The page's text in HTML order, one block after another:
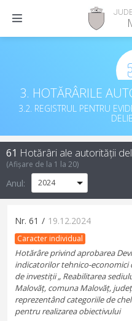
3. HOTĂRÂRILE
3.2. REGISTRUL PENTRU
61 Hotărâri ale autorității
(Afișare de la 1 la 20)
Anul:
Nr. 61 / 19.12.2024
Caracter individual
Hotărâre privind aprobarea
indicatorilor tehnico-economici
de investiții „ Reabilitarea
Malovăț, comuna Malovăț,
reprezentând categoriile de
pentru realizarea obiectivului